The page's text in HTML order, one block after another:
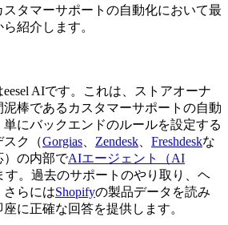
スタマーサポートの自動化において最
紹介します。
AIです。これは、ストアオーナ
棒であるカスタマーサポートの自動
にバックエンドのルールを設定する
ク（Gorgias Zendesk Freshdeskな
）の内部でAIエージェント（AI
す。過去のサポートのやり取り、ヘ
さらにはShopifyの製品データを読み
に正確な回答を提供します。